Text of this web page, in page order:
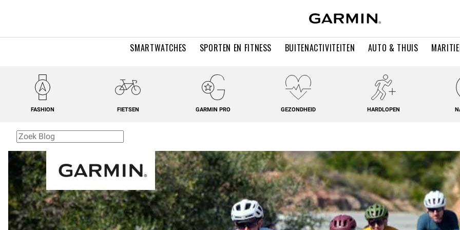
SMARTWATCHES SPORTEN EN FITNESS BUITENACTIVITEITEN AUTO & THUIS
FASHION FIETSEN GARMIN PRO GEZONDHEID HARDLOPEN